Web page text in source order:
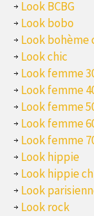
Look BCBG
Look bobo
Look bohème
Look chic
Look femme
Look femme
Look femme
Look femme
Look femme
Look hippie
Look hippie
Look
Look rock